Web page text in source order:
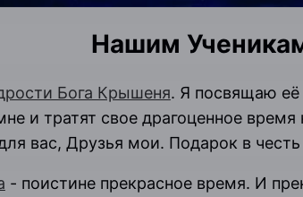
Нашим
Бога Крышеня. Я посвящаю
и тратят свое драгоценное
вас, Друзья мои. Подарок в
- поистине прекрасное время. И